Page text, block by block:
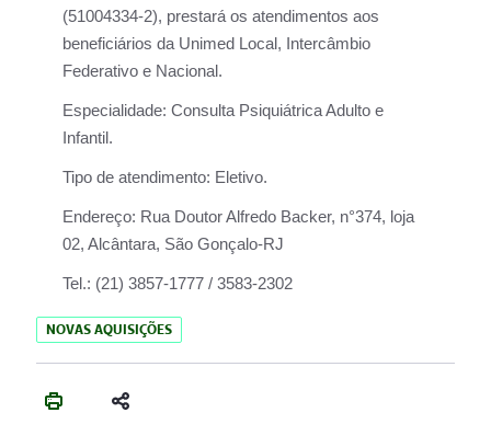
(51004334-2), prestará os atendimentos aos
beneficiários da Unimed Local, Intercâmbio
Federativo e Nacional.
Especialidade: Consulta Psiquiátrica Adulto e
Infantil.
Tipo de atendimento: Eletivo.
Endereço: Rua Doutor Alfredo Backer, n°374, loja
02, Alcântara, São Gonçalo-RJ
Tel.: (21) 3857-1777 / 3583-2302
NOVAS AQUISIÇÕES